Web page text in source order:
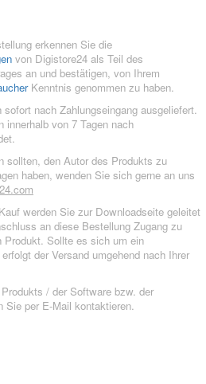
erkennen Sie die
von Digistore24 als Teil des
an und bestätigen, von Ihrem
Kenntnis genommen zu haben.
nach Zahlungseingang ausgeliefert.
innerhalb von 7 Tagen nach
sollten, den Autor des Produkts zu
haben, wenden Sie sich gerne an uns
werden Sie zur Downloadseite geleitet
an diese Bestellung Zugang zu
Produkt. Sollte es sich um ein
der Versand umgehend nach Ihrer
/ der Software bzw. der
Sie per E-Mail kontaktieren.